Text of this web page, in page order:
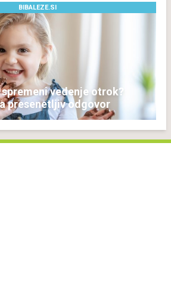
BIBALEZE.SI
vedenje otrok?
presenetljiv odgovor